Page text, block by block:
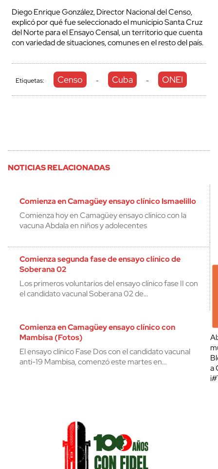
Diego Enrique González, Director Nacional del Censo,
explicó por qué fue seleccionado el municipio Santa Cruz
del Norte para el Ensayo Censal, un territorio que cuenta
con variedad de situaciones, comunes en el resto del país.
Etiquetas: Censo - Cuba - ONEI
NOTICIAS RELACIONADAS
Comienza en Camagüey ensayo clínico Ismaelillo
Comienza hoy en Camagüey ensayo clínico con la
vacuna Abdala en niños y adolecentes
Comienza segunda fase de ensayo clínico de
Soberana 02
Los primeros voluntarios del ensayo clínico fase II con
el candidato vacunal Soberana 02 de…
Comienza en Camagüey ensayo clínico con
Mambisa (Fotos)
El ensayo clínico Fase Dos con el candidato vacunal
anti-19 Mambisa, comenzó este martes en…
a